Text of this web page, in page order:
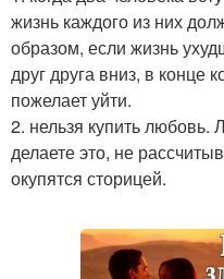
жизнь каждого из них
образом, если жизнь
друг друга вниз, в конце
пожелает уйти.
2. нельзя купить
делаете это, не
окупятся сторицей.